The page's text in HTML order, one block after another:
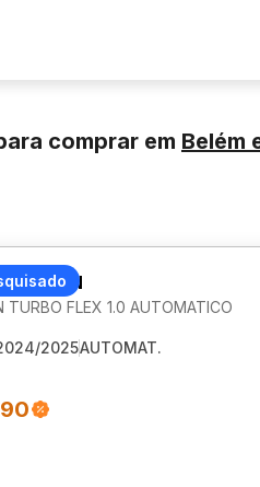
comprar em Belém
TURBO FLEX 1.0 AUTOMATICO
2025AUTOMAT.